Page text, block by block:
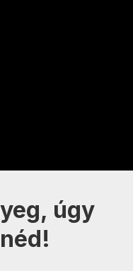
úgy